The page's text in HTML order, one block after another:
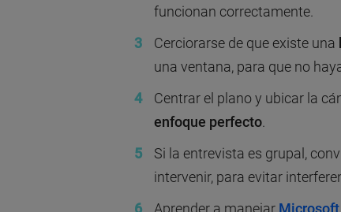
funcionan correctamente.
Cerciorarse de que existe una
una ventana, para que no
Centrar el plano y ubicar la
enfoque perfecto.
Si la entrevista es grupal,
intervenir, para evitar
Aprender a manejar